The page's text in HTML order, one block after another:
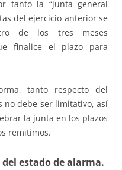
tanto la “junta general
del ejercicio anterior se
de los tres meses
finalice el plazo para
tanto respecto del
no debe ser limitativo, así
la junta en los plazos
remitimos.
estado de alarma.